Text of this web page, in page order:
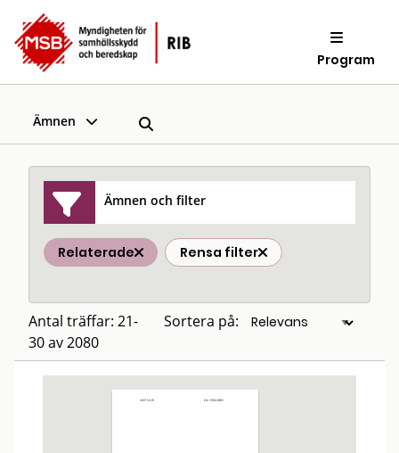
Program
Ämnen
Ämnen och filter
Relaterade Rensa filter
Antal träffar: 21-
30 av 2080
Sortera på: